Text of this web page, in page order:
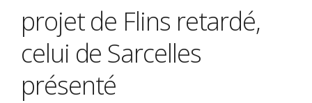
projet de Flins retardé,
celui de Sarcelles
présenté